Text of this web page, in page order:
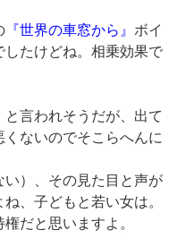
『世界の車窓から』 ボイ
したけどね。相乗効果で
言われそうだが、出て
ないのでそこらへんに
）、その見た目と声が
、子どもと若い女は。
だと思いますよ。